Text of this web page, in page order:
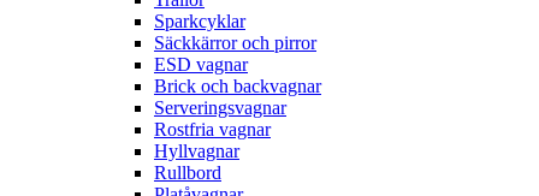
Sparkcyklar
Säckkärror och pirror
ESD vagnar
Brick och backvagnar
Serveringsvagnar
Rostfria vagnar
Hyllvagnar
Rullbord